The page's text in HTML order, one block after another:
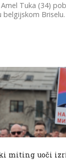
Tuka (34)
Briselu.
miting uoči